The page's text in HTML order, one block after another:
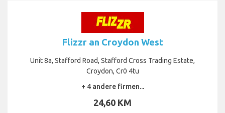
Flizzr an Croydon West
Unit 8a, Stafford Road, Stafford Cross Trading Estate,
Croydon, Cr0 4tu
+ 4 andere firmen...
24,60 KM